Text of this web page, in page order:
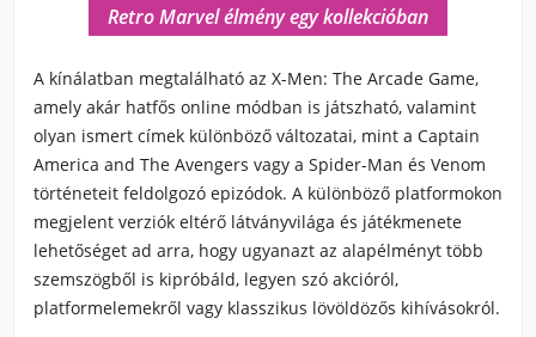
Retro Marvel élmény egy kollekcióban
A kínálatban megtalálható az X-Men: The Arcade Game,
amely akár hatfős online módban is játszható, valamint
olyan ismert címek különböző változatai, mint a Captain
America and The Avengers vagy a Spider-Man és Venom
történeteit feldolgozó epizódok. A különböző platformokon
megjelent verziók eltérő látványvilága és játékmenete
lehetőséget ad arra, hogy ugyanazt az alapélményt több
szemszögből is kipróbáld, legyen szó akcióról,
platformelemekről vagy klasszikus lövöldözős kihívásokról.